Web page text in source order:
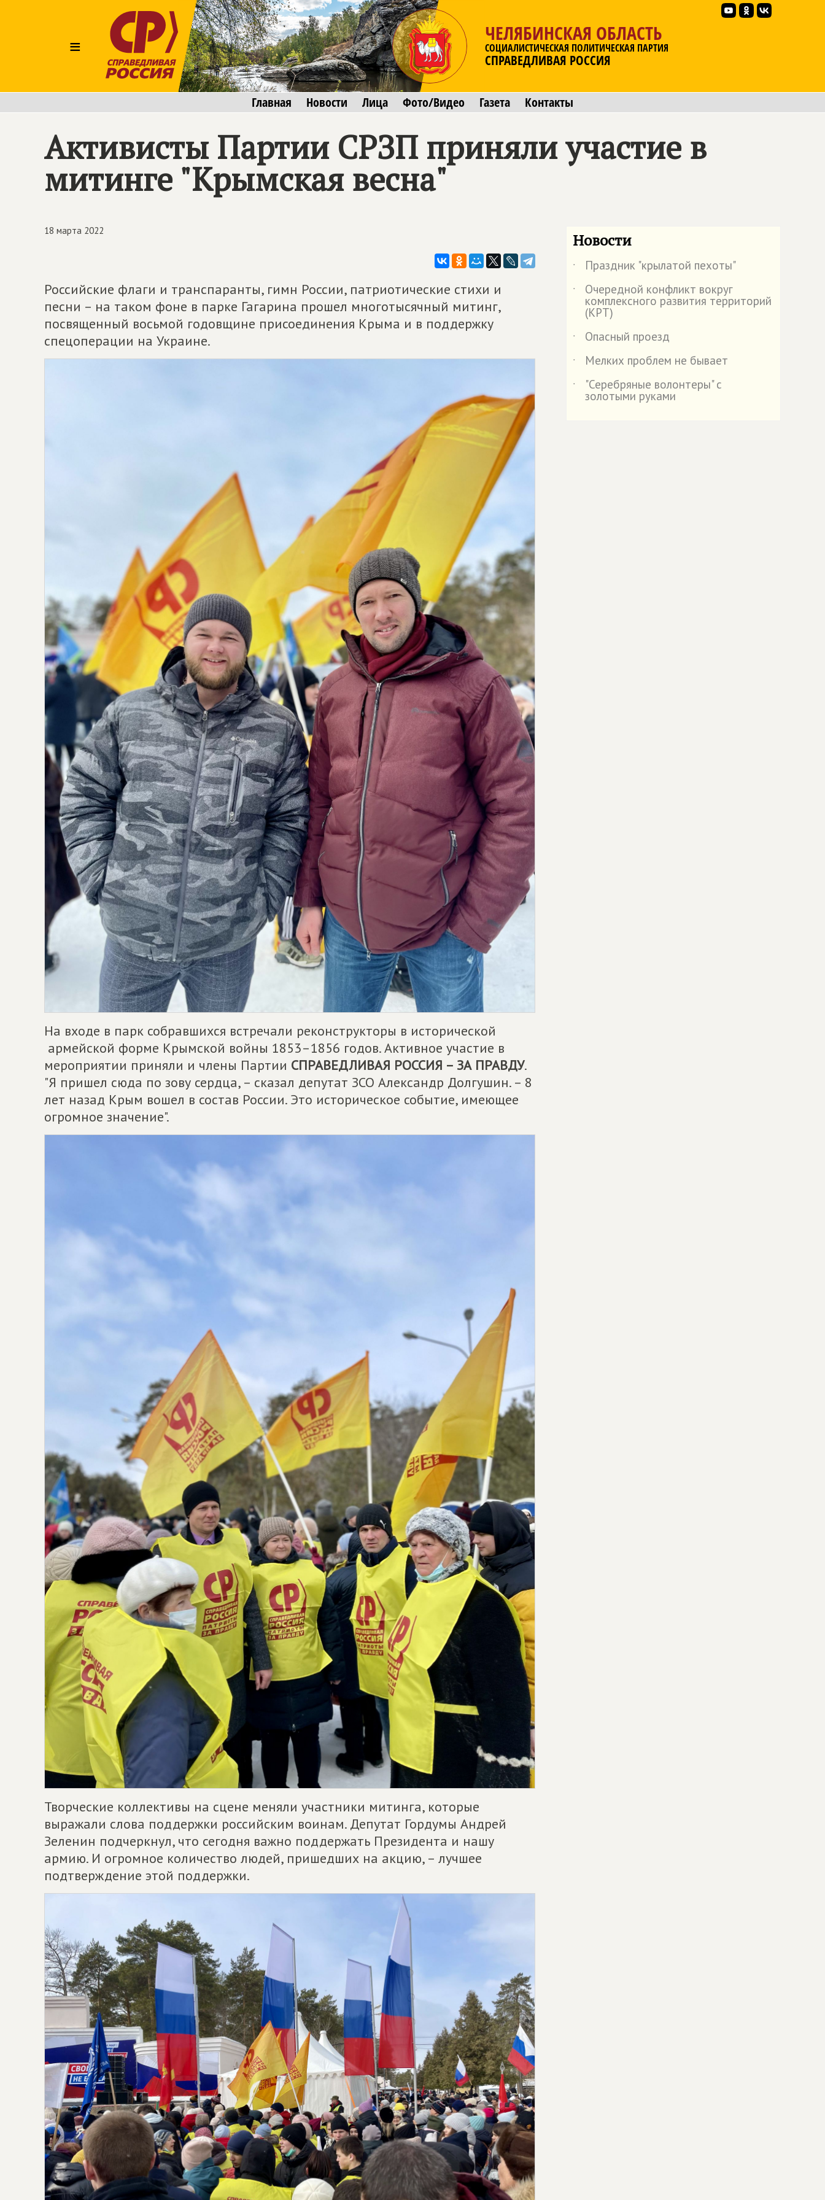
≡
ЧЕЛЯБИНСКАЯ ОБЛАСТЬ
СОЦИАЛИСТИЧЕСКАЯ ПОЛИТИЧЕСКАЯ ПАРТИЯ
СПРАВЕДЛИВАЯ РОССИЯ
Главная Новости Лица Фото/Видео Газета Контакты
Активисты Партии СРЗП приняли участие в
митинге "Крымская весна"
18 марта 2022
Российские флаги и транспаранты, гимн России, патриотические стихи и
песни – на таком фоне в парке Гагарина прошел многотысячный митинг,
посвященный восьмой годовщине присоединения Крыма и в поддержку
спецоперации на Украине.
На входе в парк собравшихся встречали реконструкторы в исторической
армейской форме Крымской войны 1853–1856 годов. Активное участие в
мероприятии приняли и члены Партии СПРАВЕДЛИВАЯ РОССИЯ – ЗА ПРАВДУ.
"Я пришел сюда по зову сердца, – сказал депутат ЗСО Александр Долгушин. – 8
лет назад Крым вошел в состав России. Это историческое событие, имеющее
огромное значение".
Творческие коллективы на сцене меняли участники митинга, которые
выражали слова поддержки российским воинам. Депутат Гордумы Андрей
Зеленин подчеркнул, что сегодня важно поддержать Президента и нашу
армию. И огромное количество людей, пришедших на акцию, – лучшее
подтверждение этой поддержки.
Новости
˙
Праздник "крылатой пехоты"
˙
Очередной конфликт вокруг
комплексного развития территорий
(КРТ)
˙
Опасный проезд
˙
Мелких проблем не бывает
˙
"Серебряные волонтеры" с
золотыми руками